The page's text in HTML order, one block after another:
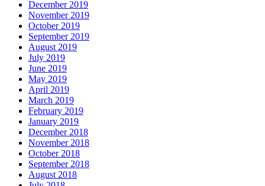
December 2019
November 2019
October 2019
September 2019
August 2019
July 2019
June 2019
May 2019
April 2019
March 2019
February 2019
January 2019
December 2018
November 2018
October 2018
September 2018
August 2018